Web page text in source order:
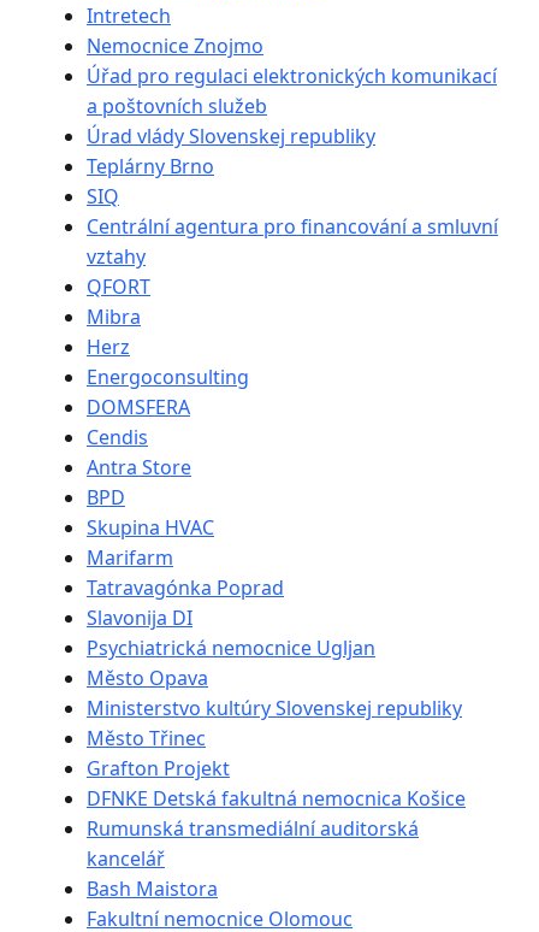
Intretech
Nemocnice Znojmo
Úřad pro regulaci elektronických komunikací
a poštovních služeb
Úrad vlády Slovenskej republiky
Teplárny Brno
SIQ
Centrální agentura pro financování a smluvní
vztahy
QFORT
Mibra
Herz
Energoconsulting
DOMSFERA
Cendis
Antra Store
BPD
Skupina HVAC
Marifarm
Tatravagónka Poprad
Slavonija DI
Psychiatrická nemocnice Ugljan
Město Opava
Ministerstvo kultúry Slovenskej republiky
Město Třinec
Grafton Projekt
DFNKE Detská fakultná nemocnica Košice
Rumunská transmediální auditorská
kancelář
Bash Maistora
Fakultní nemocnice Olomouc